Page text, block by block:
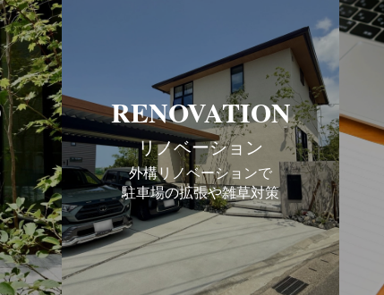
RENOVATION
リノベーション
外構リノベーションで
駐車場の拡張や雑草対策